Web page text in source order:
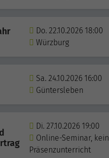
Do. 22.10.2026 18:00
Würzburg
Sa. 24.10.2026 16:00
Güntersleben
Di. 27.10.2026 19:00
Online-Seminar, kein
Präsenzunterricht